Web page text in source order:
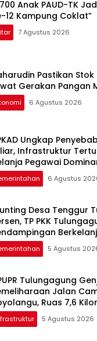
Anak PAUD-TK
12 Kampung Coklat”
7 Agustus 2026
Pastikan
Gerakan Pangan
6 Agustus 2026
Ungkap
Infrastruktur
Pegawai
6 Agustus
Desa Tenggur
TP PKK
5 Agustus
Tulungagung
Jalan
Ruas 7,6
5 Agustus 2026